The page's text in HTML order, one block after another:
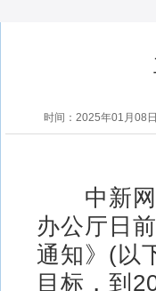
时间：2025年01月08
中新网1
办公厅日
通知》(以
目标，到